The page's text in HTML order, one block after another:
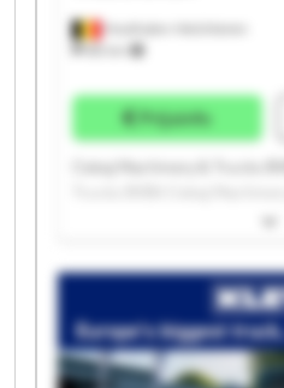
Houthalen-Helchteren
88 km
Prijsinfo
Machinery & Trucks BVBA
Machinery & Trucks BVBA
BVBA Cekaj Machinery &
Machinery & Trucks BVBA
BVBA Cekaj Machinery &
Machinery & Trucks BVBA